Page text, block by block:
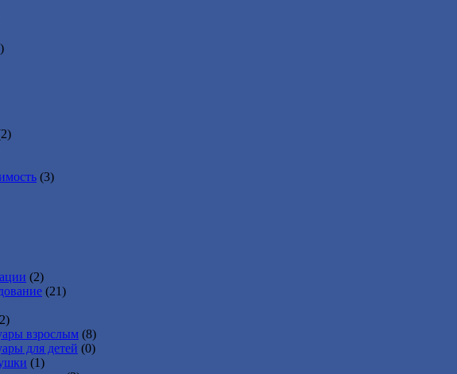
(3)
(2)
(21)
взрослым (8)
для детей (0)
(1)